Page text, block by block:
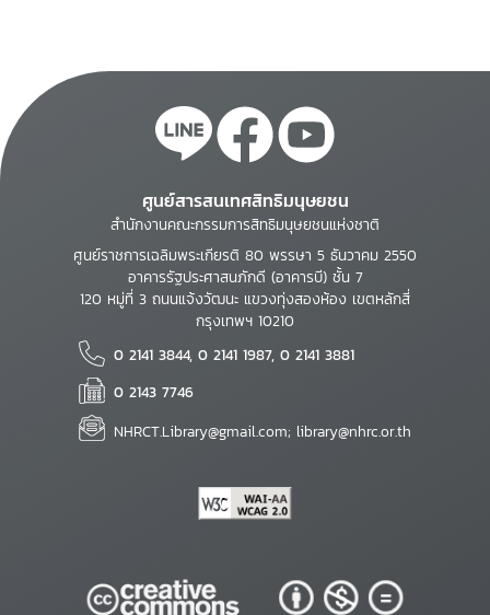
ศูนย์สารสนเทศสิทธิมนุษยชน
สำนักงานคณะกรรมการสิทธิมนุษยชนแห่งชาติ
ศูนย์ราชการเฉลิมพระเกียรติ 80 พรรษา 5 ธันวาคม 2550
อาคารรัฐประศาสนภักดี (อาคารบี) ชั้น 7
120 หมู่ที่ 3 ถนนแจ้งวัฒนะ แขวงทุ่งสองห้อง เขตหลักสี่
กรุงเทพฯ 10210
0 2141 3844, 0 2141 1987, 0 2141 3881
0 2143 7746
NHRCT.Library@gmail.com; library@nhrc.or.th